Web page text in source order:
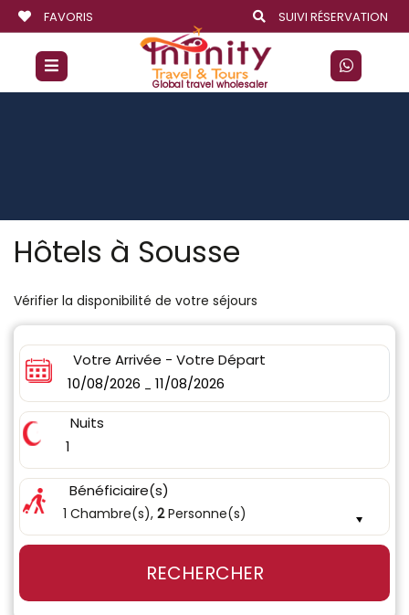
FAVORIS SUIVI RÉSERVATION
Global travel wholesaler
Hôtels à Sousse
Vérifier la disponibilité de votre séjours
Votre Arrivée - Votre Départ
10/08/2026 - 11/08/2026
Nuits
1
Bénéficiaire(s)
1 Chambre(s), 2Personne(s)
RECHERCHER